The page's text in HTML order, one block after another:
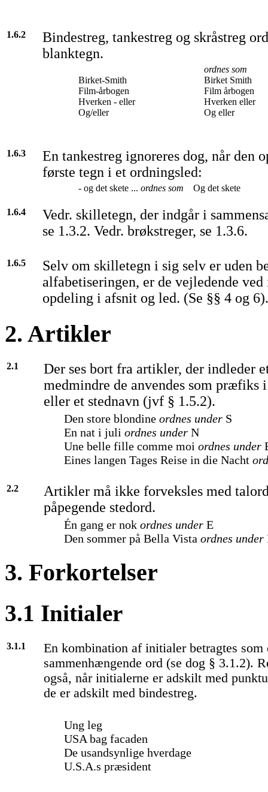
1.6.2
Bindestreg, tankestreg og skråstreg
blanktegn.
ordnes som
Birket-Smith
Birket Smith
Film-årbogen
Film årbogen
Hverken - eller
Hverken eller
Og/eller
Og eller
1.6.3
En tankestreg ignoreres dog, når den
første tegn i et ordningsled:
- og det skete ... ordnes som Og det skete
1.6.4
Vedr. skilletegn, der indgår i
se 1.3.2. Vedr. brøkstreger, se 1.3.6.
1.6.5
Selv om skilletegn i sig selv er uden
alfabetiseringen, er de vejledende
opdeling i afsnit og led. (Se §§ 4 og 6).
2. Artikler
2.1
Der ses bort fra artikler, der indleder
medmindre de anvendes som præfiks
eller et stednavn (jvf § 1.5.2).
Den store blondine ordnes under S
En nat i juli ordnes under N
Une belle fille comme moi ordnes under
Eines langen Tages Reise in die Nacht
2.2
Artikler må ikke forveksles med
påpegende stedord.
Én gang er nok ordnes under E
Den sommer på Bella Vista ordnes under
3. Forkortelser
3.1 Initialer
3.1.1
En kombination af initialer betragtes som
sammenhængende ord (se dog § 3.1.2).
også, når initialerne er adskilt med
de er adskilt med bindestreg.
Ung leg
USA bag facaden
De usandsynlige hverdage
U.S.A.s præsident